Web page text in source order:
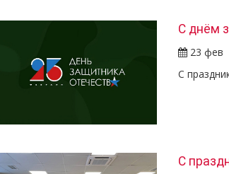
С днём
23 фев
С
С